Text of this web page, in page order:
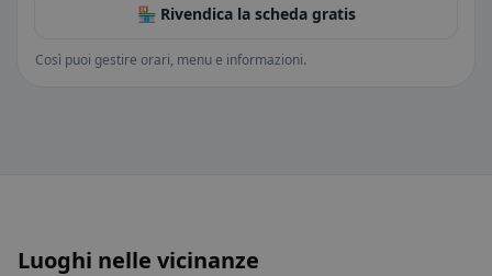
🏪 Rivendica la scheda gratis
Così puoi gestire orari, menu e informazioni.
Luoghi nelle vicinanze